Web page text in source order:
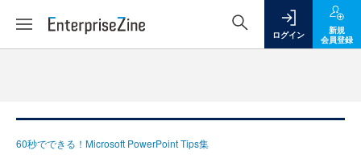
ログイン
新規
会員登録
60秒でできる！Microsoft PowerPoint Tips集